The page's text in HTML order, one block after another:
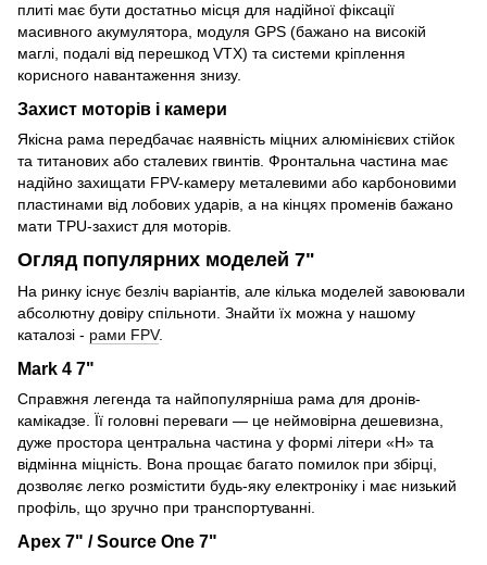
плиті має бути достатньо місця для надійної фіксації
масивного акумулятора, модуля GPS (бажано на високій
маглі, подалі від перешкод VTX) та системи кріплення
корисного навантаження знизу.
Захист моторів і камери
Якісна рама передбачає наявність міцних алюмінієвих стійок
та титанових або сталевих гвинтів. Фронтальна частина має
надійно захищати FPV-камеру металевими або карбоновими
пластинами від лобових ударів, а на кінцях променів бажано
мати TPU-захист для моторів.
Огляд популярних моделей 7"
На ринку існує безліч варіантів, але кілька моделей завоювали
абсолютну довіру спільноти. Знайти їх можна у нашому
каталозі - рами FPV.
Mark 4 7"
Справжня легенда та найпопулярніша рама для дронів-
камікадзе. Її головні переваги — це неймовірна дешевизна,
дуже простора центральна частина у формі літери «H» та
відмінна міцність. Вона прощає багато помилок при збірці,
дозволяє легко розмістити будь-яку електроніку і має низький
профіль, що зручно при транспортуванні.
Apex 7" / Source One 7"